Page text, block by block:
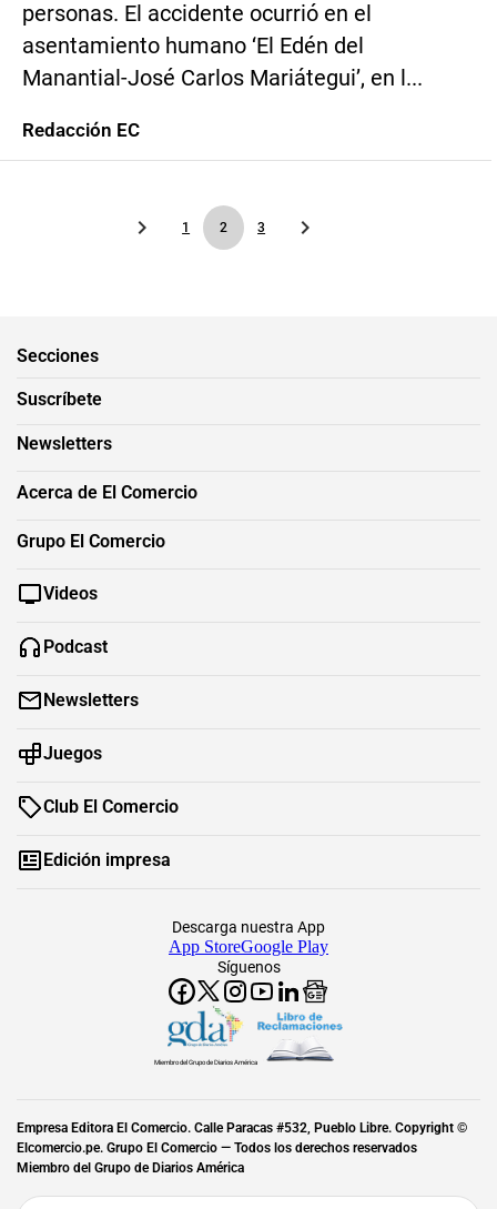
personas. El accidente ocurrió en el
asentamiento humano ‘El Edén del
Manantial-José Carlos Mariátegui’, en l...
Redacción EC
1 2 3
Secciones
Suscríbete
Newsletters
Acerca de El Comercio
Grupo El Comercio
Videos
Podcast
Newsletters
Juegos
Club El Comercio
Edición impresa
Síguenos
Descarga nuestra App
App StoreGoogle Play
Miembro del Grupo de Diarios América
Empresa Editora El Comercio. Calle Paracas #532, Pueblo Libre. Copyright ©
Elcomercio.pe. Grupo El Comercio — Todos los derechos reservados
Miembro del Grupo de Diarios América